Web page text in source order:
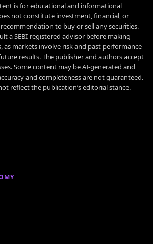
is for educational and informational
not constitute investment, financial, or
to buy or sell any securities.
a SEBI-registered advisor before making
as markets involve risk and past performance
results. The publisher and authors accept
Some content may be AI-generated and
and completeness are not guaranteed.
reflect the publication’s editorial stance.